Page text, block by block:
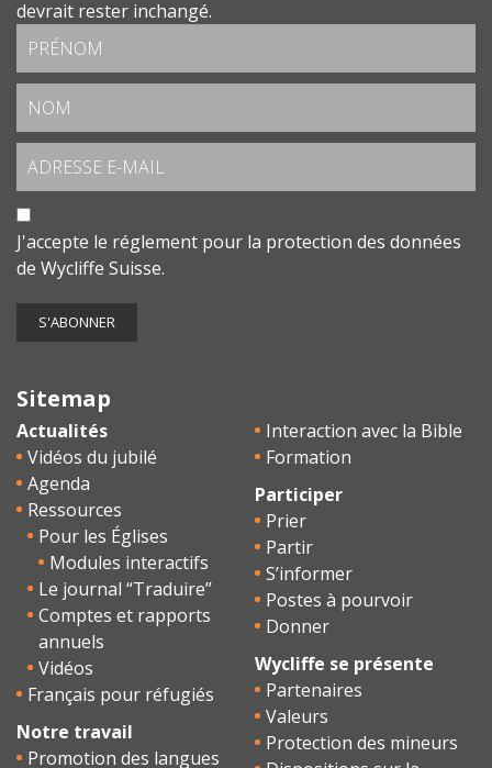
devrait rester inchangé.
J'accepte le réglement pour la protection des données
de Wycliffe Suisse.
Sitemap
Actualités
Vidéos du jubilé
Agenda
Ressources
Pour les Églises
Modules interactifs
Le journal “Traduire”
Comptes et rapports
annuels
Vidéos
Français pour réfugiés
Notre travail
Promotion des langues
Interaction avec la Bible
Formation
Participer
Prier
Partir
S’informer
Postes à pourvoir
Donner
Wycliffe se présente
Partenaires
Valeurs
Protection des mineurs